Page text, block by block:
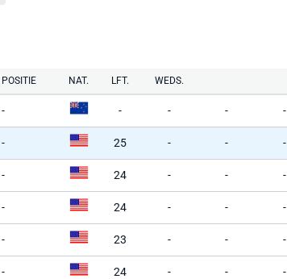
POSITIE NAT. LFT. WEDS.
- - - - -
- 25 - - -
- 24 - - -
- 24 - - -
- 23 - - -
- 24 - - -